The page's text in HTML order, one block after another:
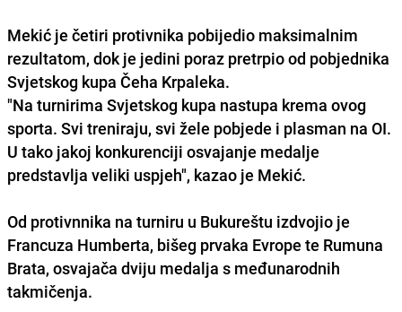
Mekić je četiri protivnika pobijedio maksimalnim
rezultatom, dok je jedini poraz pretrpio od pobjednika
Svjetskog kupa Čeha Krpaleka.
"Na turnirima Svjetskog kupa nastupa krema ovog
sporta. Svi treniraju, svi žele pobjede i plasman na OI.
U tako jakoj konkurenciji osvajanje medalje
predstavlja veliki uspjeh", kazao je Mekić.
Od protivnnika na turniru u Bukureštu izdvojio je
Francuza Humberta, bišeg prvaka Evrope te Rumuna
Brata, osvajača dviju medalja s međunarodnih
takmičenja.